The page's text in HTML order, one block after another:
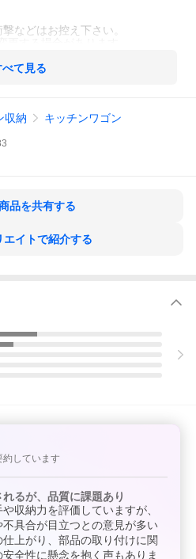
などはお控え下さい。
ン スチールワゴン キャスター付き
収納カート わごん 隙間収納 炊飯
ル ワゴンキッチンカート 多機能収
べて見る
収納 キッチンワゴン
品を共有する
エイトで紹介する
しています
るが、品質に課題あり
収納力を評価していますが、
具合が目立つとの意見が多い
上がり、部品の取り付けに関
全性に懸念を抱く声もありま